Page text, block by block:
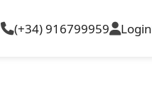
(+34) 916799959 Login